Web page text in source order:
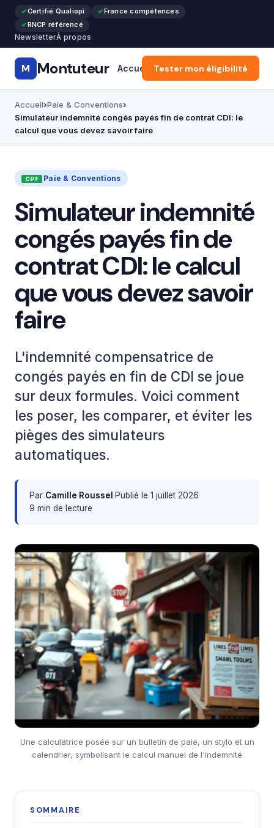
Certifié Qualiopi
France compétences
RNCP référencé
NewsletterÀ propos
M Montuteur Accueil CPF & Compte Formation
Tester mon éligibilité
Accueil Paie & Conventions
Simulateur indemnité congés payés fin de contrat CDI: le
calcul que vous devez savoir faire
Paie & Conventions
Simulateur indemnité
congés payés fin de
contrat CDI: le calcul
que vous devez savoir
faire
L'indemnité compensatrice de
congés payés en fin de CDI se joue
sur deux formules. Voici comment
les poser, les comparer, et éviter les
pièges des simulateurs
automatiques.
Par Camille Roussel·Publié le 1 juillet 2026·
9 min de lecture
Une calculatrice posée sur un bulletin de paie, un stylo et un
calendrier, symbolisant le calcul manuel de l'indemnité
SOMMAIRE